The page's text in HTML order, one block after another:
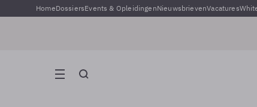
HomeDossiersEvents & OpleidingenNieuwsbrievenVacatures